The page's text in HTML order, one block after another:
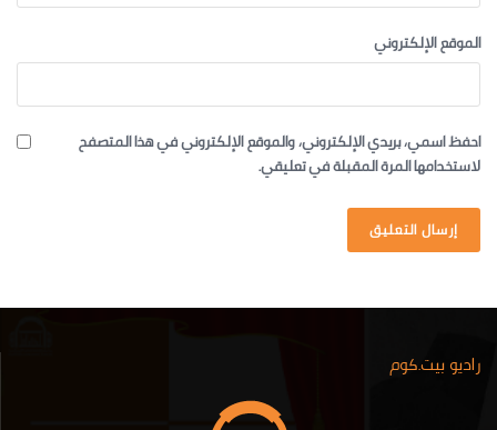
الموقع الإلكتروني
احفظ اسمي، بريدي الإلكتروني، والموقع الإلكتروني في هذا المتصفح
لاستخدامها المرة المقبلة في تعليقي.
راديو بيت.كوم